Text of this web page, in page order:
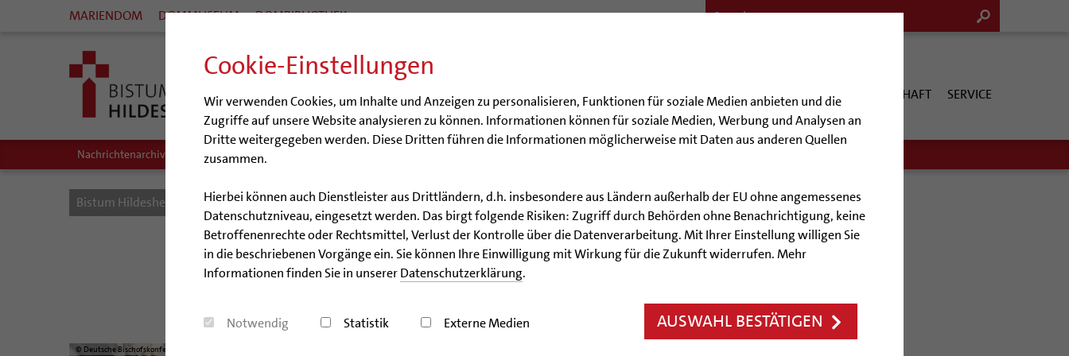
Cookie-Einstellungen
Wir verwenden Cookies, um Inhalte und Anzeigen zu personalisieren, Funktionen für soziale Medien anbieten und die
Zugriffe auf unsere Website analysieren zu können. Informationen können für soziale Medien, Werbung und Analysen an
Dritte weitergegeben werden. Diese Dritten führen die Informationen möglicherweise mit Daten aus anderen Quellen
zusammen.
Hierbei können auch Dienstleister aus Drittländern, d.h. insbesondere aus Ländern außerhalb der EU ohne angemessenes
Datenschutzniveau, eingesetzt werden. Das birgt folgende Risiken: Zugriff durch Behörden ohne Benachrichtigung, keine
Betroffenenrechte oder Rechtsmittel, Verlust der Kontrolle über die Datenverarbeitung. Mit Ihrer Einstellung willigen Sie
in die beschriebenen Vorgänge ein. Sie können Ihre Einwilligung mit Wirkung für die Zukunft widerrufen. Mehr
Informationen finden Sie in unsererDatenschutzerklärung.
Notwendig Statistik Externe Medien AUSWAHL BESTÄTIGEN
MARIENDOM DOMMUSEUM DOMBIBLIOTHEK
BISTUM BERATUNG & HILFE BILDUNG & KULTUR KIRCHE & GESELLSCHAFT SERVICE
Nachrichtenarchiv Audio/Podcasts
Bistum Hildesheim Bistum Nachrichten Artikel
Bischof Wilmer warnt vor Antisemitismus
Befreiung des KZ Auschwitz vor 80 Jahren
© Deutsche Bischofskonferenz/Daniela Elpers